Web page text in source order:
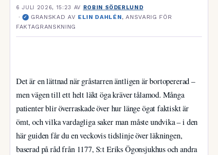
6 JULI 2026, 15:23 AV ROBIN SÖDERLUND
· ✓ GRANSKAD AV ELIN DAHLÉN, ANSVARIG FÖR
FAKTAGRANSKNING
Det är en lättnad när gråstarren äntligen är bortopererad –
men vägen till ett helt läkt öga kräver tålamod. Många
patienter blir överraskade över hur länge ögat faktiskt är
ömt, och vilka vardagliga saker man måste undvika – i den
här guiden får du en veckovis tidslinje över läkningen,
baserad på råd från 1177, S:t Eriks Ögonsjukhus och andra